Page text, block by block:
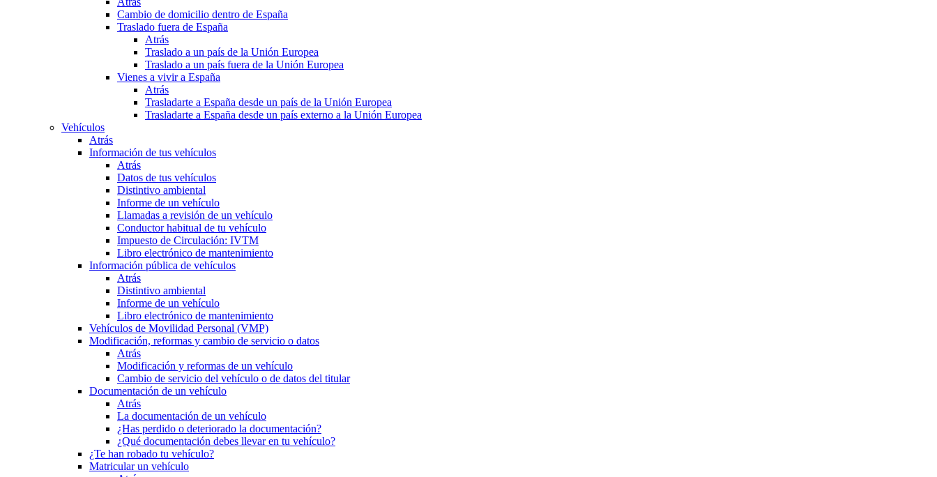
Cambio de domicilio dentro de España
Traslado fuera de España
Atrás
Traslado a un país de la Unión Europea
Traslado a un país fuera de la Unión Europea
Vienes a vivir a España
Atrás
Trasladarte a España desde un país de la Unión Europea
Trasladarte a España desde un país externo a la Unión Europea
Vehículos
Atrás
Información de tus vehículos
Atrás
Datos de tus vehículos
Distintivo ambiental
Informe de un vehículo
Llamadas a revisión de un vehículo
Conductor habitual de tu vehículo
Impuesto de Circulación: IVTM
Libro electrónico de mantenimiento
Información pública de vehículos
Atrás
Distintivo ambiental
Informe de un vehículo
Libro electrónico de mantenimiento
Vehículos de Movilidad Personal (VMP)
Modificación, reformas y cambio de servicio o datos
Atrás
Modificación y reformas de un vehículo
Cambio de servicio del vehículo o de datos del titular
Documentación de un vehículo
Atrás
La documentación de un vehículo
¿Has perdido o deteriorado la documentación?
¿Qué documentación debes llevar en tu vehículo?
¿Te han robado tu vehículo?
Matricular un vehículo